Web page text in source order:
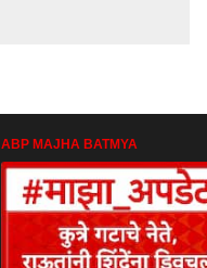
ABP MAJHA BATMYA